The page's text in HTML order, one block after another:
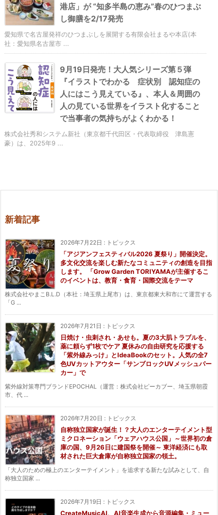
港店」が “知多半島の恵み”春のひつまぶ
し御膳を2/17発売
愛知県で名古屋発祥のひつまぶしを展開する有限会社まるや本店(本
社：愛知県名古屋市 ...
9月19日発売！大人気シリーズ第５弾
『イラストでわかる 症状別 認知症の
人にはこう見えている』、本人＆周囲の
人の見ている世界をイラスト化すること
で当事者の気持ちがよくわかる！
株式会社秀和システム新社（東京都千代田区・代表取締役 津島憲
豪）は、2025年9 ...
新着記事
2026年7月22日 : トピックス
「アジアンフェスティバル2026 夏祭り」開催決定。
多文化交流を楽しむ新たなコミュニティの創造を目指
します。 「Grow Garden TORIYAMAが主催するこ
のイベントは、教育・食育・国際交流をテーマ
株式会社やまこB.L.D（本社：埼玉県上尾市）は、東京都東大和市にて運営する
「G ...
2026年7月21日 : トピックス
日焼け・虫刺され・あせも。夏の3大肌トラブルを、
薬に頼らず1枚でケア 夏休みの自由研究を応援する
「紫外線みっけ」とIdeaBookのセット。人気の全7
色UVカットアウター「サンブロックUVメッシュパー
カー」で
紫外線対策専門ブランドEPOCHAL（運営：株式会社ピーカブー、埼玉県朝霞
市、代 ...
2026年7月20日 : トピックス
自称独立国家が誕生！？大人のエンターテイメント型
ミクロネーション「ウェアハウス公国」～世界初の倉
庫の国、9月26日に建国祭を開催～ 東洋経済にも取
材された巨大倉庫が自称独立国家の領土。
「大人のための極上のエンターテイメント」を追求する新たな試みとして、自
称独立国家 ...
2026年7月19日 : トピックス
CreateMusicAI、AI音楽生成から音源編集・ミュー